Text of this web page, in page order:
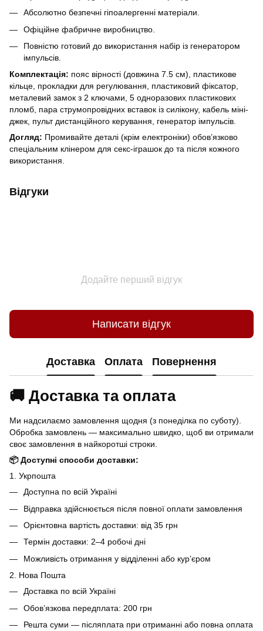
Абсолютно безпечні гіпоалергенні матеріали.
Офіційне фабричне виробництво.
Повністю готовий до використання набір із генератором
імпульсів.
Комплектація: пояс вірності (довжина 7.5 см), пластикове
кільце, прокладки для регулювання, пластиковий фіксатор,
металевий замок з 2 ключами, 5 одноразових пластикових
пломб, пара струмопровідних вставок із силікону, кабель міні-
джек, пульт дистанційного керування, генератор імпульсів.
Догляд: Промивайте деталі (крім електроніки) обов’язково
спеціальним клінером для секс-іграшок до та після кожного
використання.
Відгуки
Додайте перший відгук
Написати відгук
Доставка Оплата Повернення
🚚 Доставка та оплата
Ми надсилаємо замовлення щодня (з понеділка по суботу).
Обробка замовлень — максимально швидко, щоб ви отримали
своє замовлення в найкоротші строки.
📦 Доступні способи доставки:
1. Укрпошта
Доступна по всій Україні
Відправка здійснюється після повної оплати замовлення
Орієнтовна вартість доставки: від 35 грн
Термін доставки: 2–4 робочі дні
Можливість отримання у відділенні або кур’єром
2. Нова Пошта
Доставка по всій Україні
Обов’язкова передплата: 200 грн
Решта суми — післяплата при отриманні або повна оплата